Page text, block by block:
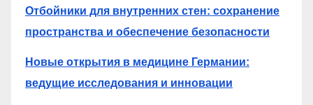
Отбойники для внутренних стен: сохранение
пространства и обеспечение безопасности
Новые открытия в медицине Германии:
ведущие исследования и инновации